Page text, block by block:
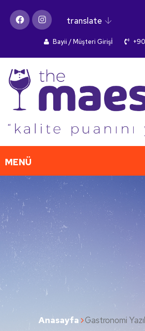
translate
Bayii / Müşteri Girişİ
Anasayfa Gastronomi